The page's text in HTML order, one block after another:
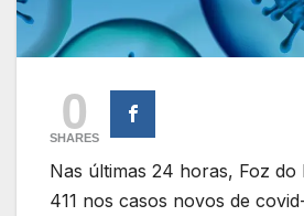
0
SHARES
Nas últimas 24 horas, Foz
411 nos casos novos de